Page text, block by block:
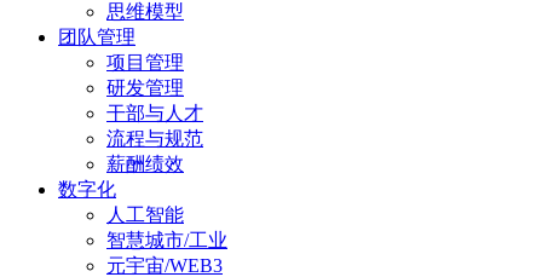
思维模型
团队管理
项目管理
研发管理
干部与人才
流程与规范
薪酬绩效
数字化
人工智能
智慧城市/工业
元宇宙/WEB3